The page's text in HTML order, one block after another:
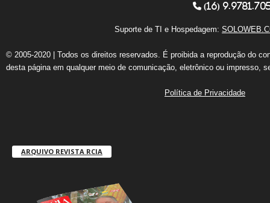
(16)
Suporte de TI e Hospedagem:
© 2005-2020 | Todos os direitos reservados. É proibida a reprodução do
desta página em qualquer meio de comunicação, eletrônico ou impresso,
Política de Privacidade
ARQUIVO REVISTA RCIA